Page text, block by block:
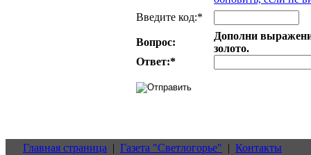
Введите код:*
Вопрос:
Дополни
золото.
Ответ:*
Главная страница | Газета "Светлогорье" | Контакты